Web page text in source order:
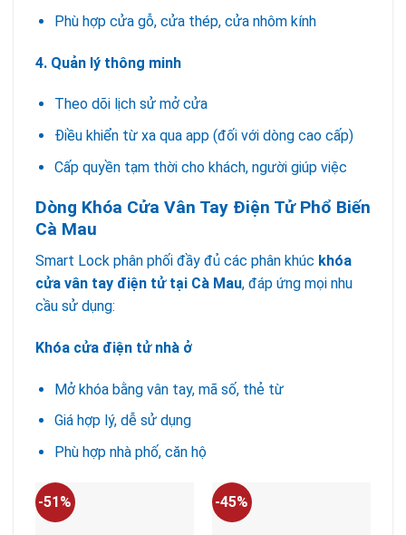
Phù hợp cửa gỗ, cửa thép, cửa nhôm kính
4. Quản lý thông minh
Theo dõi lịch sử mở cửa
Điều khiển từ xa qua app (đối với dòng cao cấp)
Cấp quyền tạm thời cho khách, người giúp việc
Dòng Khóa Cửa Vân Tay Điện Tử Phổ Biến
Cà Mau
Smart Lock phân phối đầy đủ các phân khúc khóa
cửa vân tay điện tử tại Cà Mau, đáp ứng mọi nhu
cầu sử dụng:
Khóa cửa điện tử nhà ở
Mở khóa bằng vân tay, mã số, thẻ từ
Giá hợp lý, dễ sử dụng
Phù hợp nhà phố, căn hộ
-51% -45%